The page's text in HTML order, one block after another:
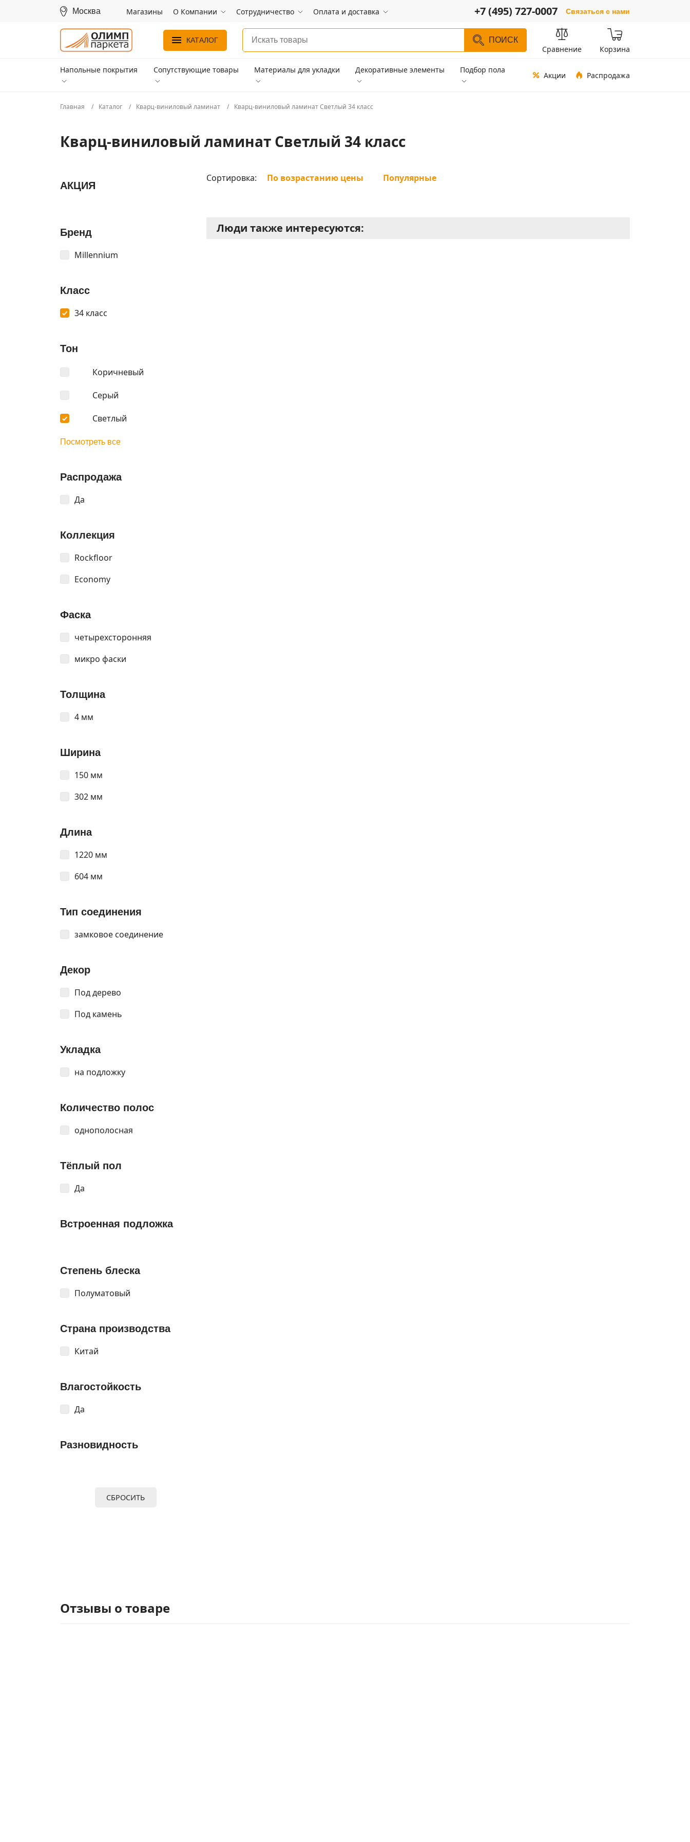
Москва Магазины О Компании Сотрудничество Оплата и доставка +7 (495) 727-0007 Связаться с нами
КАТАЛОГ ПОИСК
Сравнение Корзина
Напольные покрытия Сопутствующие товары Материалы для укладки Декоративные элементы Подбор пола
Акции Распродажа
Главная Каталог Кварц-виниловый ламинат Кварц-виниловый ламинат Светлый 34 класс
Кварц-виниловый ламинат Светлый 34 класс
АКЦИЯ
Бренд
Millennium
Класс
34 класс
Тон
Коричневый
Серый
Светлый
Посмотреть все
Распродажа
Да
Коллекция
Rockfloor
Economy
Фаска
четырехсторонняя
микро фаски
Толщина
4 мм
Ширина
150 мм
302 мм
Длина
1220 мм
604 мм
Тип соединения
замковое соединение
Декор
Под дерево
Под камень
Укладка
на подложку
Количество полос
однополосная
Тёплый пол
Да
Встроенная подложка
Степень блеска
Полуматовый
Страна производства
Китай
Влагостойкость
Да
Разновидность
СБРОСИТЬ
Сортировка: По возрастанию цены Популярные
Люди также интересуются:
Отзывы о товаре